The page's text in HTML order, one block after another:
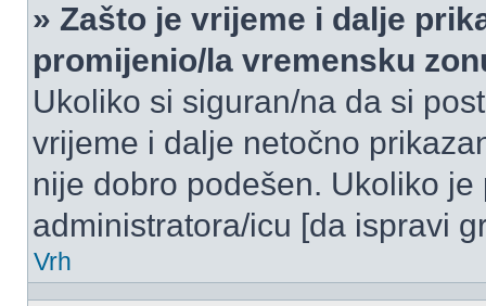
» Zašto je vrijeme i dalje
promijenio/la vremensku
Ukoliko si siguran/na da si
vrijeme i dalje netočno
nije dobro podešen. Ukoliko
administratora/icu [da ispravi
Vrh